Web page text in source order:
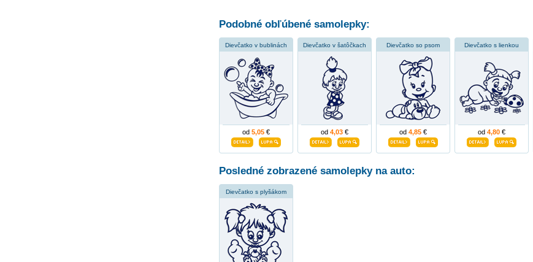
Podobné obľúbené samolepky:
Dievčatko v bublinách
od 5,05€
Dievčatko v šatôčkach
od 4,03€
Dievčatko so psom
od 4,85€
Dievčatko s lienkou
od 4,80€
Posledné zobrazené samolepky na auto:
Dievčatko s plyšákom